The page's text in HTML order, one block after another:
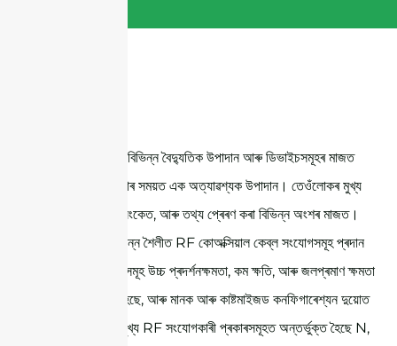
কেব্ল সংযোগসমূহ বিভিন্ন বৈদ্যুতিক উপাদান আৰু ডিভাইচসমূহৰ মাজত
সংযোগ স্থাপন কৰাৰ সময়ত এক অত্যাৱশ্যক উপাদান। তেওঁলোকৰ মুখ্য
কাৰ্য হৈছে শক্তি, সংকেত, আৰু তথ্য প্ৰেৰণ কৰা বিভিন্ন অংশৰ মাজত।
সন্ন টেলিকমে বিভিন্ন শৈলীত RF কোঅক্সিয়াল কেব্ল সংযোগসমূহ প্ৰদান
কৰে। এই সামগ্রীসমূহ উচ্চ প্ৰদৰ্শনক্ষমতা, কম ক্ষতি, আৰু জলপ্ৰমাণ ক্ষমতা
সহ ডিজাইন কৰা হৈছে, আৰু মানক আৰু কাষ্টমাইজড কনফিগাৰেশ্যন দুয়োত
উপলব্ধ। আমাৰ মুখ্য RF সংযোগকাৰী প্ৰকাৰসমূহত অন্তর্ভুক্ত হৈছে N,